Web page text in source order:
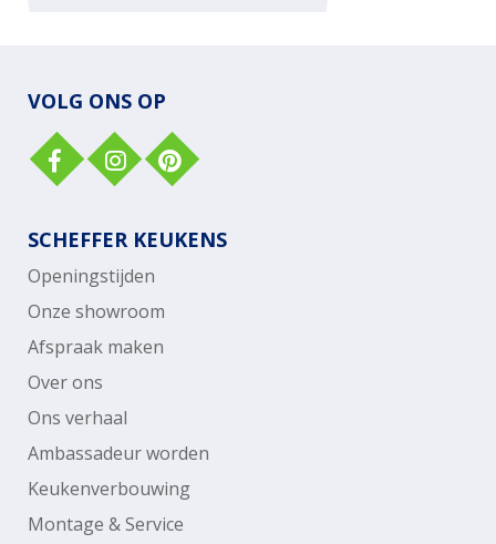
VOLG ONS OP
SCHEFFER KEUKENS
Openingstijden
Onze showroom
Afspraak maken
Over ons
Ons verhaal
Ambassadeur worden
Keukenverbouwing
Montage & Service